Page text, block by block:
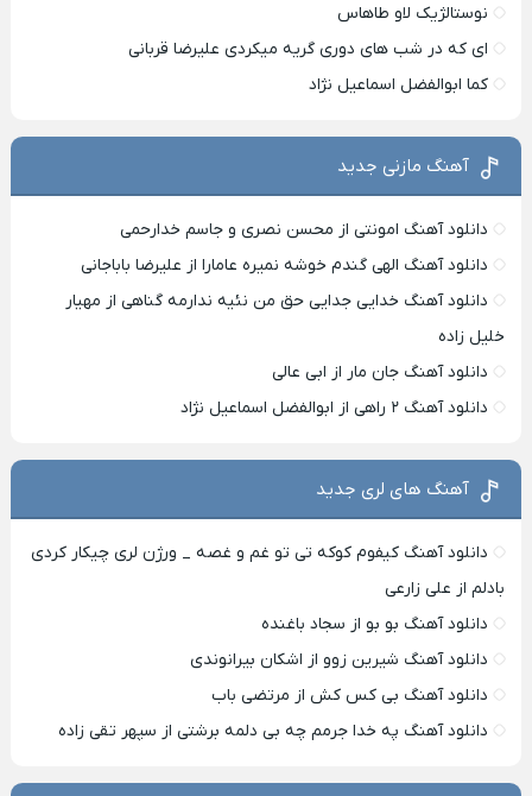
نوستالژیک لاو طاهاس
ای که در شب های دوری گریه میکردی علیرضا قربانی
کما ابوالفضل اسماعیل نژاد
آهنگ مازنی جدید
دانلود آهنگ امونتی از محسن نصری و جاسم خدارحمی
دانلود آهنگ الهی گندم خوشه نمیره عامارا از علیرضا باباجانی
دانلود آهنگ خدایی جدایی حق من نئیه ندارمه گناهی از مهیار
خلیل زاده
دانلود آهنگ جان مار از ابی عالی
دانلود آهنگ ۲ راهی از ابوالفضل اسماعیل نژاد
آهنگ های لری جدید
دانلود آهنگ کیفوم کوکه تی تو غم و غصه _ ورژن لری چیکار کردی
بادلم از علی زارعی
دانلود آهنگ بو بو از سجاد باغنده
دانلود آهنگ شیرین زوو از اشکان بیرانوندی
دانلود آهنگ بی کس کش از مرتضی باب
دانلود آهنگ په خدا جرمم چه بی دلمه برشتی از سپهر تقی زاده